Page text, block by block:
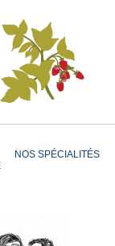
NOS SPÉCIALITÉS